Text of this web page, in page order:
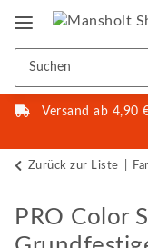
Versand ab 4,90
Zurück zur Liste
PRO Color